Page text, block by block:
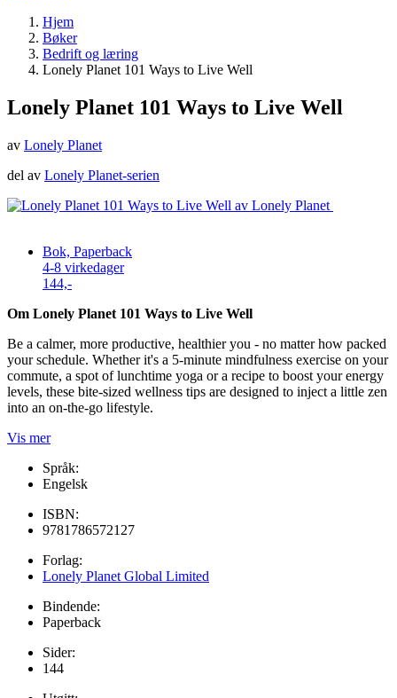
Hjem
Bøker
Bedrift og læring
Lonely Planet 101 Ways to Live Well
Lonely Planet 101 Ways to Live Well
av Lonely Planet
del av Lonely Planet-serien
Bok, Paperback
4-8 virkedager
144,-
Om Lonely Planet 101 Ways to Live Well
Be a calmer, more productive, healthier you - no matter how packed
your schedule. Whether it's a 5-minute mindfulness exercise on your
commute, a spot of lunchtime yoga or a recipe to boost your energy
levels, these bite-sized wellness tips are designed to inject a little zen
into an on-the-go lifestyle.
Vis mer
Språk:
Engelsk
ISBN:
9781786572127
Forlag:
Lonely Planet Global Limited
Bindende:
Paperback
Sider:
144